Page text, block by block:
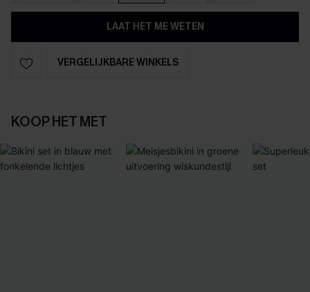
LAAT HET ME WETEN
VERGELIJKBARE WINKELS
KOOP HET MET